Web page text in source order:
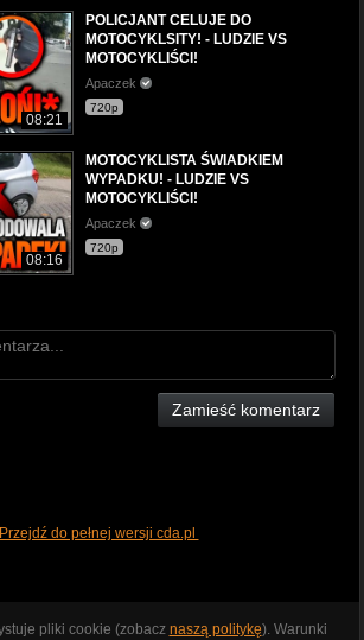
08:21
POLICJANT CELUJE DO
MOTOCYKLSITY! - LUDZIE VS
MOTOCYKLIŚCI!
Apaczek
720p
08:16
MOTOCYKLISTA ŚWIADKIEM
WYPADKU! - LUDZIE VS
MOTOCYKLIŚCI!
Apaczek
720p
Zamieść komentarz
Przejdź do pełnej wersji cda.pl
pliki cookie (zobacz naszą politykę). Warunki